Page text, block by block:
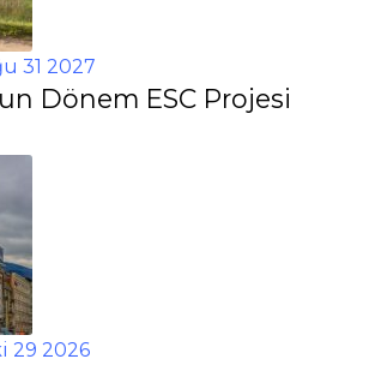
31 2027
Dönem ESC Projesi
29 2026